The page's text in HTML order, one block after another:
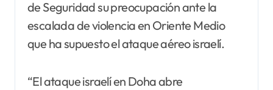
de Seguridad su preocupación ante la
escalada de violencia en Oriente Medio
que ha supuesto el ataque aéreo israelí.
“El ataque israelí en Doha abre